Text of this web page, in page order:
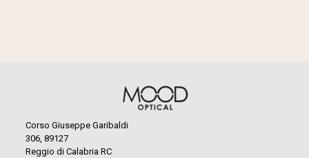
Corso Giuseppe Garibaldi
306, 89127
Reggio di Calabria RC